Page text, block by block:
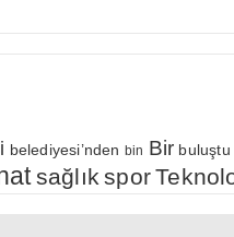
belediyesi’nden bin Bir buluştu
sağlık spor